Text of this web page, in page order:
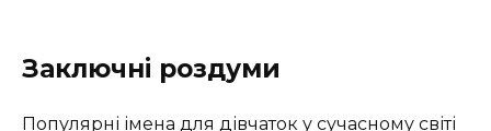
Заключні роздуми
Популярні імена для дівчаток у сучасному світі